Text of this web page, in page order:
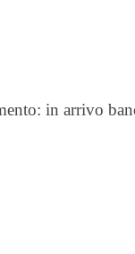
in arrivo